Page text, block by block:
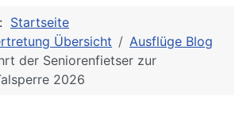
Startseite
Übersicht
Ausflüge Blog
der Seniorenfietser zur
2026